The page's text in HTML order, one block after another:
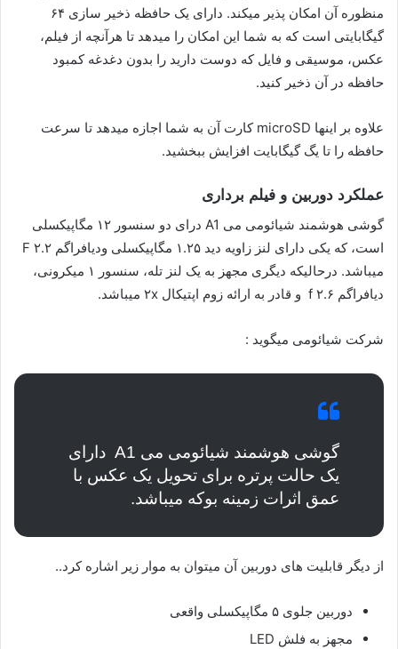
منظوره آن امکان پذیر میکند. دارای یک حافظه ذخیر سازی ۶۴
گیگابایتی است که به شما این امکان را میدهد تا هرآنچه از فیلم،
عکس، موسیقی و فایل که دوست دارید را بدون دغدغه کمبود
حافظه در آن ذخیر کنید.
علاوه بر اینها microSD کارت آن به شما اجازه میدهد تا سرعت
حافظه را تا یگ گیگابایت افزایش ببخشید.
عملکرد دوربین و فیلم برداری
گوشی هوشمند شیائومی می A1 درای دو سنسور ۱۲ مگاپیکسلی
است، که یکی دارای لنز زاویه دید ۱.۲۵ مگاپیکسلی ودیافراگم ۲.۲ F
میباشد. درحالیکه دیگری مجهز به یک لنز تله، سنسور ۱ میکرونی،
دیافراگم ۲.۶ f و قادر به ارائه زوم اپتیکال ۲x میباشد.
شرکت شیائومی میگوید :
گوشی هوشمند شیائومی می A1 دارای
یک حالت پرتره برای تحویل یک عکس با
عمق اثرات زمینه بوکه میباشد.
از دیگر قابلیت های دوربین آن میتوان به موار زیر اشاره کرد..
دوربین جلوی ۵ مگاپیکسلی واقعی
مجهز به فلش LED